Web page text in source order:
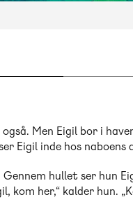
Men Eigil bor i
Eigil inde hos naboens
hullet ser hun
kom her,“ kalder hun.